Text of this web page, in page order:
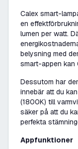
Calex smart-
en
lumen per watt.
belysning med
smart-appen kan
Dessutom har
innebär att du
(1800K) till
säker på att du
perfekta
Appfunktioner